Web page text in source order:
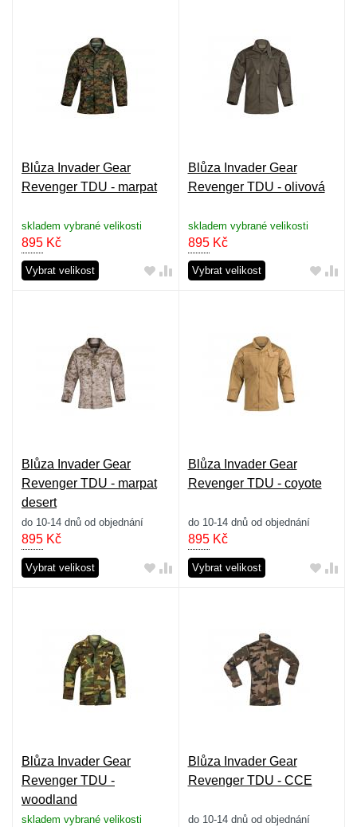
Blůza Invader Gear
Revenger TDU - marpat
skladem vybrané velikosti
895 Kč
Vybrat velikost
Blůza Invader Gear
Revenger TDU - olivová
skladem vybrané velikosti
895Kč
Vybrat velikost
Blůza Invader Gear
Revenger TDU - marpat
desert
do 10-14 dnů od objednání
895 Kč
Vybrat velikost
Blůza Invader Gear
Revenger TDU - coyote
do 10-14 dnů od objednání
895Kč
Vybrat velikost
Blůza Invader Gear
Revenger TDU -
woodland
skladem vybrané velikosti
Blůza Invader Gear
Revenger TDU - CCE
do 10-14 dnů od objednání